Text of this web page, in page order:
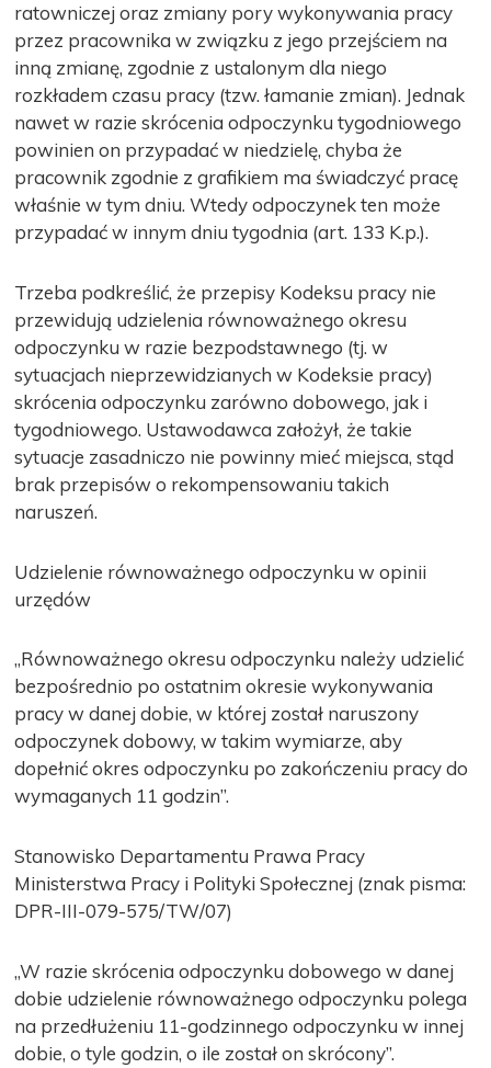
ratowniczej oraz zmiany pory wykonywania pracy
przez pracownika w związku z jego przejściem na
inną zmianę, zgodnie z ustalonym dla niego
rozkładem czasu pracy (tzw. łamanie zmian). Jednak
nawet w razie skrócenia odpoczynku tygodniowego
powinien on przypadać w niedzielę, chyba że
pracownik zgodnie z grafikiem ma świadczyć pracę
właśnie w tym dniu. Wtedy odpoczynek ten może
przypadać w innym dniu tygodnia (art. 133 K.p.).
Trzeba podkreślić, że przepisy Kodeksu pracy nie
przewidują udzielenia równoważnego okresu
odpoczynku w razie bezpodstawnego (tj. w
sytuacjach nieprzewidzianych w Kodeksie pracy)
skrócenia odpoczynku zarówno dobowego, jak i
tygodniowego. Ustawodawca założył, że takie
sytuacje zasadniczo nie powinny mieć miejsca, stąd
brak przepisów o rekompensowaniu takich
naruszeń.
Udzielenie równoważnego odpoczynku w opinii
urzędów
„Równoważnego okresu odpoczynku należy udzielić
bezpośrednio po ostatnim okresie wykonywania
pracy w danej dobie, w której został naruszony
odpoczynek dobowy, w takim wymiarze, aby
dopełnić okres odpoczynku po zakończeniu pracy do
wymaganych 11 godzin”.
Stanowisko Departamentu Prawa Pracy
Ministerstwa Pracy i Polityki Społecznej (znak pisma:
DPR-III-079-575/TW/07)
„W razie skrócenia odpoczynku dobowego w danej
dobie udzielenie równoważnego odpoczynku polega
na przedłużeniu 11-godzinnego odpoczynku w innej
dobie, o tyle godzin, o ile został on skrócony”.